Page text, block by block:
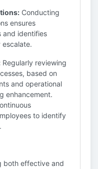
Conducting
ensures
and identifies
escalate.
Regularly reviewing
based on
and operational
enhancement.
to identify
both effective and